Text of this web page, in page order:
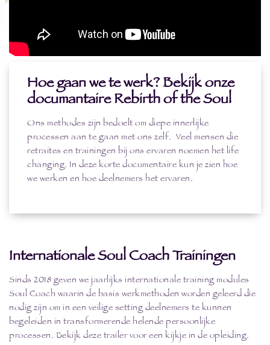
Hoe gaan we te werk? Bekijk onze
documantaire Rebirth of the Soul
Ons methodes zijn bedoelt om diepe innerlijke
processen aan te gaan met ons zelf. Veel mensen die
retraites en trainingen bij ons ervaren noemen het life
changing. In deze korte documentaire kun je zien hoe
we werken en hoe deelnemers het ervaren.
Internationale Soul Coach Trainingen
Sinds 2018 geven we jaarlijks internationale training modules
Soul Coach waarin de basis werkmethoden worden geleerd die
nodig zijn om in een veilige setting deelnemers te kunnen
begeleiden in transformerende helende persoonlijke
processen. Bekijk deze trailer voor een kijkje in de opleiding.